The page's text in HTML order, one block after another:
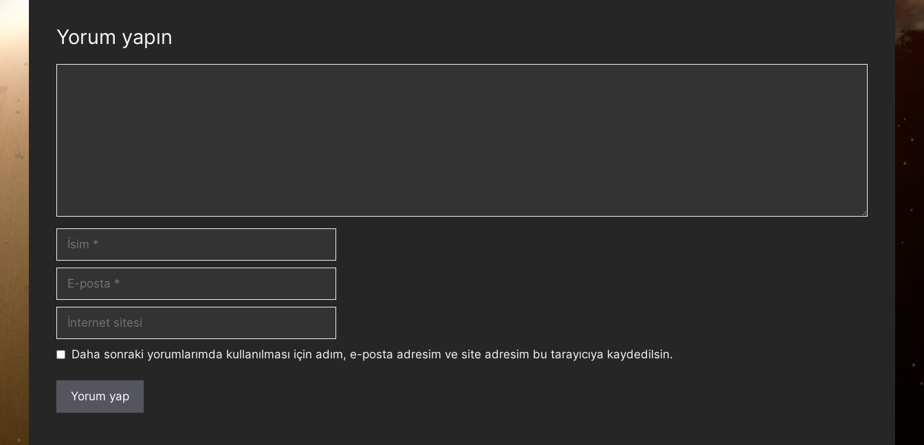
Yorum yapın
Daha sonraki yorumlarımda kullanılması için adım, e-posta adresim ve site adresim bu tarayıcıya kaydedilsin.